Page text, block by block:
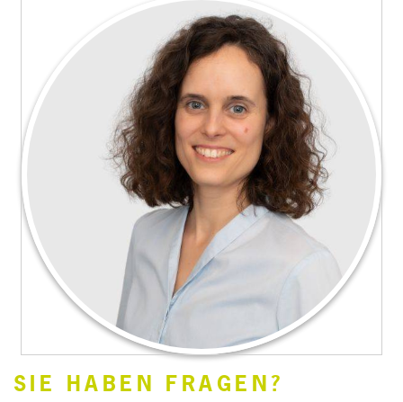
SIE HABEN FRAGEN?